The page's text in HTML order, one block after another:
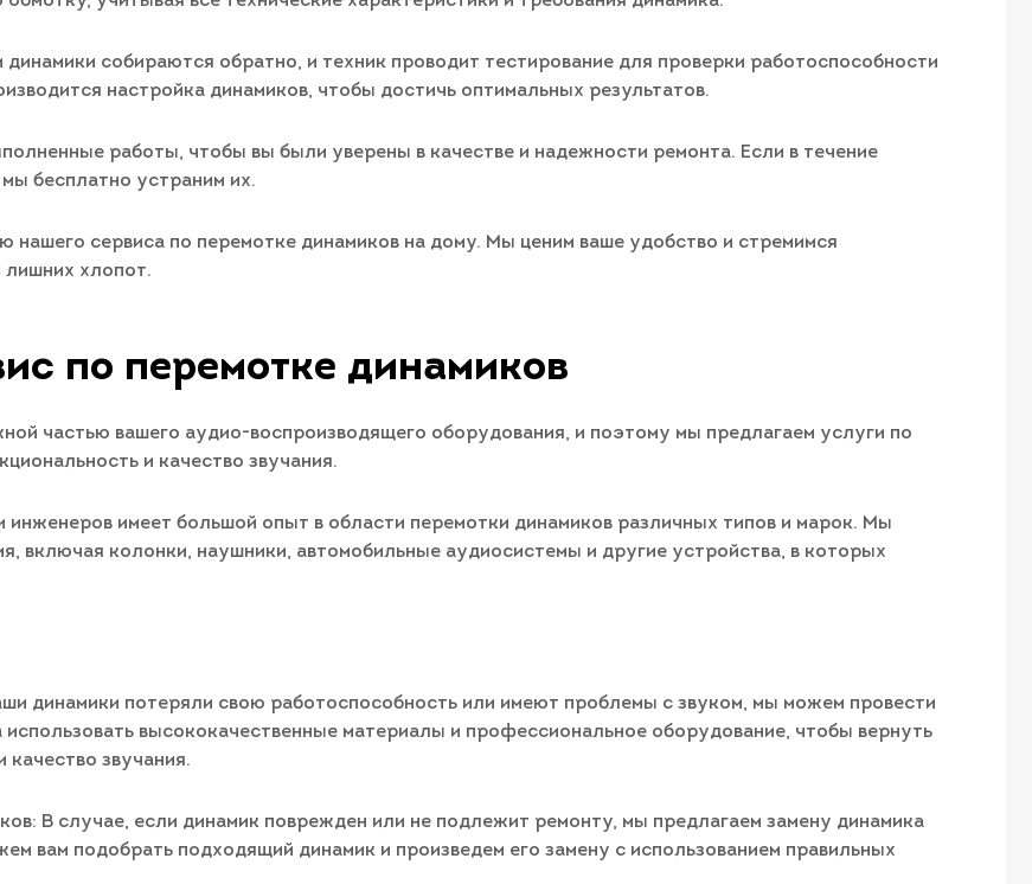
собираются обратно, и техник проводит тестирование для проверки работоспособности
настройка динамиков, чтобы достичь оптимальных результатов.
работы, чтобы вы были уверены в качестве и надежности ремонта. Если в течение
бесплатно устраним их.
нашего сервиса по перемотке динамиков на дому. Мы ценим ваше удобство и стремимся
лишних хлопот.
по перемотке динамиков
частью вашего аудио-воспроизводящего оборудования, и поэтому мы предлагаем услуги по
и качество звучания.
имеет большой опыт в области перемотки динамиков различных типов и марок. Мы
включая колонки, наушники, автомобильные аудиосистемы и другие устройства, в которых
динамики потеряли свою работоспособность или имеют проблемы с звуком, мы можем провести
высококачественные материалы и профессиональное оборудование, чтобы вернуть
звучания.
В случае, если динамик поврежден или не подлежит ремонту, мы предлагаем замену динамика
вам подобрать подходящий динамик и произведем его замену с использованием правильных